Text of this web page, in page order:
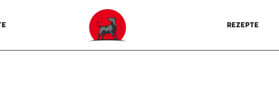
REZEPTE